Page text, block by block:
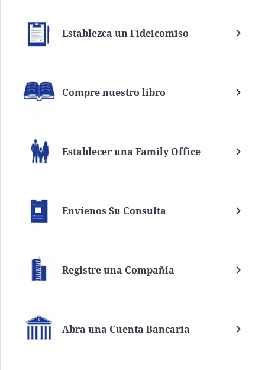
Establezca un Fideicomiso
Compre nuestro libro
Establecer una Family Office
Envíenos Su Consulta
Registre una Compañía
Abra una Cuenta Bancaria